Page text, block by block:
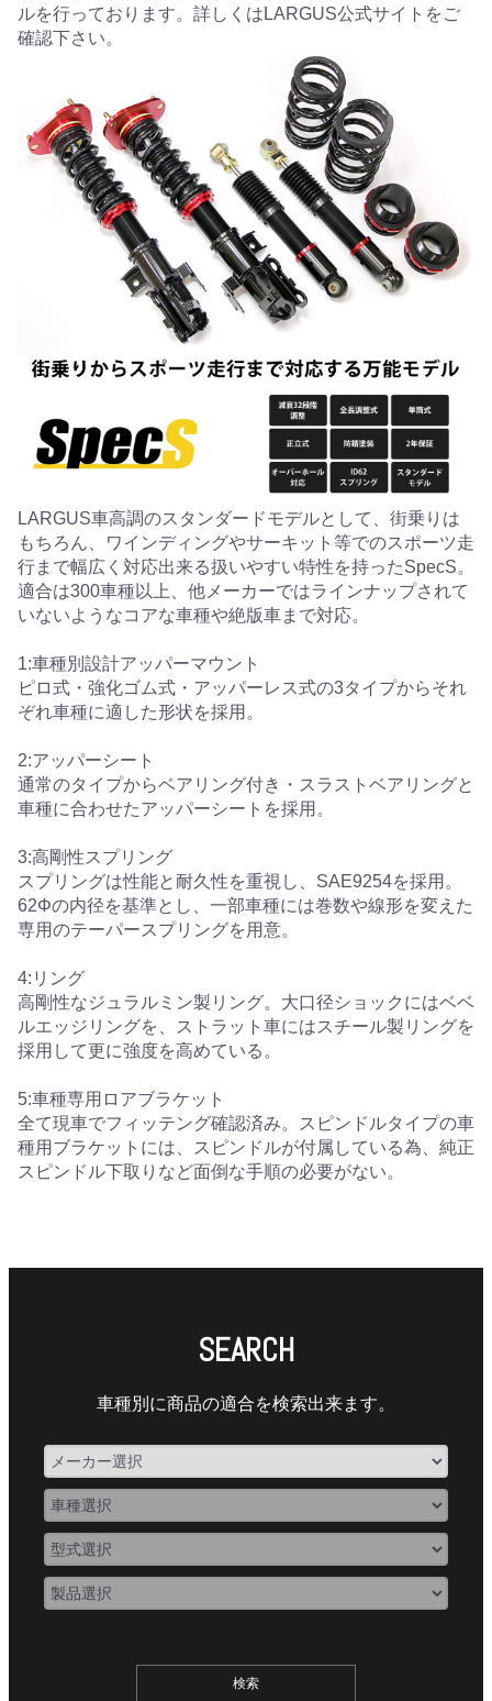
ルを行っております。詳しくはLARGUS公式サイトをご
確認下さい。
LARGUS車高調のスタンダードモデルとして、街乗りは
もちろん、ワインディングやサーキット等でのスポーツ走
行まで幅広く対応出来る扱いやすい特性を持ったSpecS。
適合は300車種以上、他メーカーではラインナップされて
いないようなコアな車種や絶版車まで対応。
1:車種別設計アッパーマウント
ピロ式・強化ゴム式・アッパーレス式の3タイプからそれ
ぞれ車種に適した形状を採用。
2:アッパーシート
通常のタイプからベアリング付き・スラストベアリングと
車種に合わせたアッパーシートを採用。
3:高剛性スプリング
スプリングは性能と耐久性を重視し、SAE9254を採用。
62Φの内径を基準とし、一部車種には巻数や線形を変えた
専用のテーパースプリングを用意。
4:リング
高剛性なジュラルミン製リング。大口径ショックにはベベ
ルエッジリングを、ストラット車にはスチール製リングを
採用して更に強度を高めている。
5:車種専用ロアブラケット
全て現車でフィッテング確認済み。スピンドルタイプの車
種用ブラケットには、スピンドルが付属している為、純正
スピンドル下取りなど面倒な手順の必要がない。
SEARCH
車種別に商品の適合を検索出来ます。